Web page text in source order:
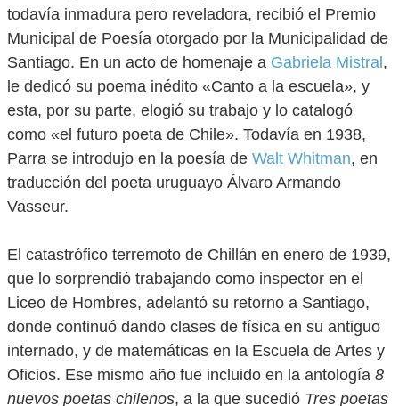
todavía inmadura pero reveladora, recibió el Premio
Municipal de Poesía otorgado por la Municipalidad de
Santiago. En un acto de homenaje a Gabriela Mistral ,
le dedicó su poema inédito «Canto a la escuela», y
esta, por su parte, elogió su trabajo y lo catalogó
como «el futuro poeta de Chile». Todavía en 1938,
Parra se introdujo en la poesía de Walt Whitman, en
traducción del poeta uruguayo Álvaro Armando
Vasseur.
El catastrófico terremoto de Chillán en enero de 1939,
que lo sorprendió trabajando como inspector en el
Liceo de Hombres, adelantó su retorno a Santiago,
donde continuó dando clases de física en su antiguo
internado, y de matemáticas en la Escuela de Artes y
Oficios. Ese mismo año fue incluido en la antología 8
nuevos poetas chilenos, a la que sucedió Tres poetas